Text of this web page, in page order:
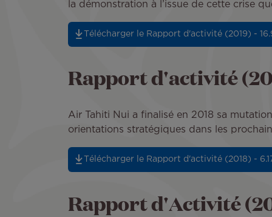
la démonstration à l’issue de cette crise
Télécharger le Rapport d'activité (2019) -
Rapport d'activité
Air Tahiti Nui a finalisé en 2018 sa
orientations stratégiques dans les
Télécharger le Rapport d'activité (2018) -
Rapport d'Activité